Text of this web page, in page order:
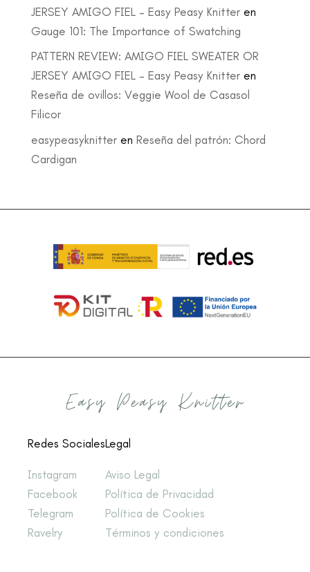
JERSEY AMIGO FIEL – Easy Peasy Knitteren
Gauge 101: The Importance of Swatching
PATTERN REVIEW: AMIGO FIEL SWEATER OR
JERSEY AMIGO FIEL – Easy Peasy Knitteren
Reseña de ovillos: Veggie Wool de Casasol
Filicor
easypeasyknitteren Reseña del patrón: Chord
Cardigan
Redes Sociales
Instagram
Facebook
Telegram
Ravelry
Legal
Aviso Legal
Política de Privacidad
Política de Cookies
Términos y condiciones